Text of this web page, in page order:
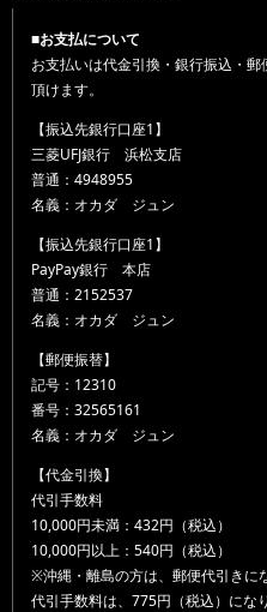
■お支払について
お支払いは代金引換・銀行振込・
頂けます。
【振込先銀行口座1】
三菱UFJ銀行 浜松支店
普通：4948955
名義：オカダ ジュン
【振込先銀行口座1】
PayPay銀行 本店
普通：2152537
名義：オカダ ジュン
【郵便振替】
記号：12310
番号：32565161
名義：オカダ ジュン
【代金引換】
代引手数料
10,000円未満：432円（税込）
10,000円以上：540円（税込）
※沖縄・離島の方は、郵便代引きに
代引手数料は、775円（税込）にな